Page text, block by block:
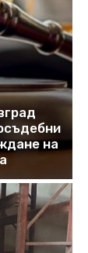
на